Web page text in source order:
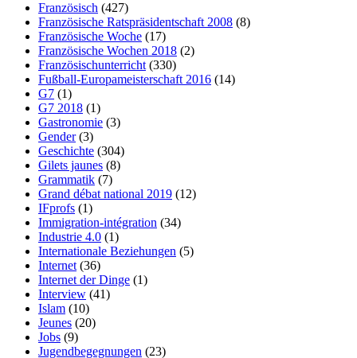
Französisch (427)
Französische Ratspräsidentschaft 2008 (8)
Französische Woche (17)
Französische Wochen 2018 (2)
Französischunterricht (330)
Fußball-Europameisterschaft 2016 (14)
G7 (1)
G7 2018 (1)
Gastronomie (3)
Gender(3)
Geschichte (304)
Gilets jaunes (8)
Grammatik (7)
Grand débat national 2019 (12)
IFprofs (1)
Immigration-intégration (34)
Industrie 4.0 (1)
Internationale Beziehungen (5)
Internet (36)
Internet der Dinge (1)
Interview (41)
Islam (10)
Jeunes (20)
Jobs (9)
Jugendbegegnungen (23)